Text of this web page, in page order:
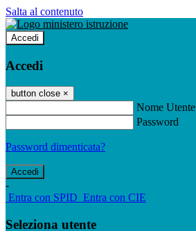
Salta al contenuto
Accedi
Accedi
button close ×
Nome Utente
Password
Password dimenticata?
-
Entra con SPID Entra con CIE
Seleziona utente